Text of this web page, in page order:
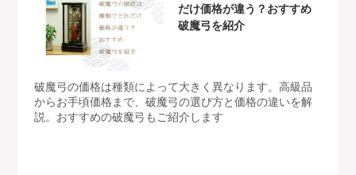
だけ価格が違う？おすすめ
破魔弓を紹介
破魔弓の価格は種類によって大きく異なります。高級品
からお手頃価格まで、破魔弓の選び方と価格の違いを解
説。おすすめの破魔弓もご紹介します